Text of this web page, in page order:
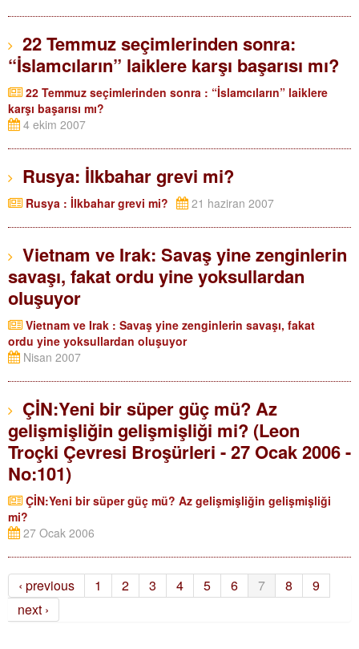
22 Temmuz seçimlerinden sonra:
“İslamcıların” laiklere karşı başarısı mı?
22 Temmuz seçimlerinden sonra : “İslamcıların” laiklere
karşı başarısı mı?
4 ekim 2007
Rusya: İlkbahar grevi mi?
Rusya : İlkbahar grevi mi? 21 haziran 2007
Vietnam ve Irak: Savaş yine zenginlerin
savaşı, fakat ordu yine yoksullardan
oluşuyor
Vietnam ve Irak : Savaş yine zenginlerin savaşı, fakat
ordu yine yoksullardan oluşuyor
Nisan 2007
ÇİN:Yeni bir süper güç mü? Az
gelişmişliğin gelişmişliği mi? (Leon
Troçki Çevresi Broşürleri - 27 Ocak 2006 -
No:101)
ÇİN:Yeni bir süper güç mü? Az gelişmişliğin gelişmişliği
mi?
27 Ocak 2006
‹ previous 1 2 3 4 5 6 7 8
9
next ›